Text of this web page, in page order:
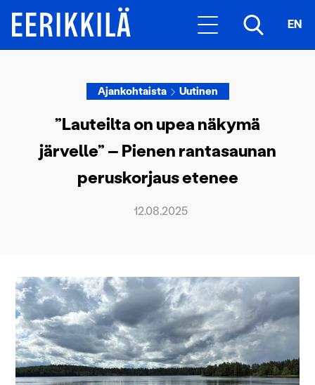
EN
Ajankohtaista Uutinen
”Lauteilta on upea näkymä
järvelle” – Pienen rantasaunan
peruskorjaus etenee
12.08.2025